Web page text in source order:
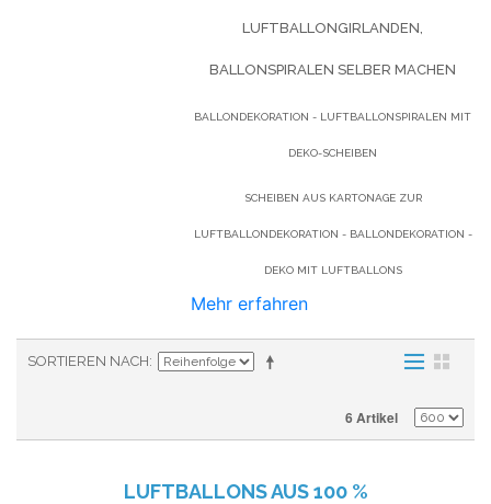
LUFTBALLONGIRLANDEN,
BALLONSPIRALEN SELBER MACHEN
BALLONDEKORATION - LUFTBALLONSPIRALEN MIT
DEKO-SCHEIBEN
SCHEIBEN AUS KARTONAGE ZUR
LUFTBALLONDEKORATION - BALLONDEKORATION -
DEKO MIT LUFTBALLONS
Mehr erfahren
SORTIEREN NACH
6 Artikel
LUFTBALLONS AUS100 %